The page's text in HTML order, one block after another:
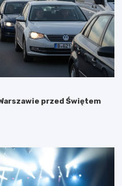
przed Świętem